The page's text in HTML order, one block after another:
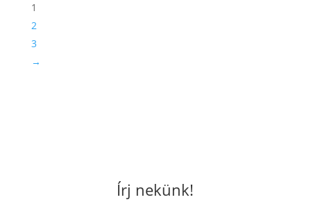
1
2
3
→
Írj nekünk!